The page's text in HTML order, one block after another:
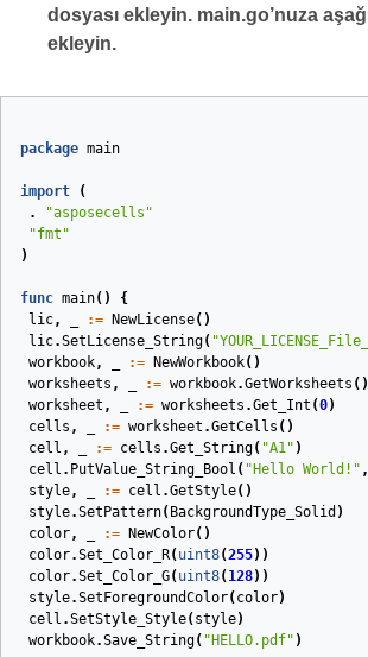
dosyası ekleyin. main.go’nuza
ekleyin.
package main
import
(
.
"asposecells"
"fmt"
)
func main()
{
lic, := NewLicense()
lic.SetLicense_String(
workbook, := NewWorkbook()
worksheets , := workbook.GetWorksheets ()
worksheet , := worksheets .Get_Int (0)
cells , := worksheet .GetCells ()
cell , := cells .Get_String( "A1" )
cell . PutValue_String_Bool ( "Hello World!" ,
style, := cell .GetStyle()
style.SetPattern( BackgroundType_Solid )
color, := NewColor()
color.Set_Color_R( uint8(255))
color.Set_Color_G( uint8( 128))
style.SetForegroundColor( color)
cell .SetStyle_Style( style)
workbook.Save_String( "HELLO.pdf" )